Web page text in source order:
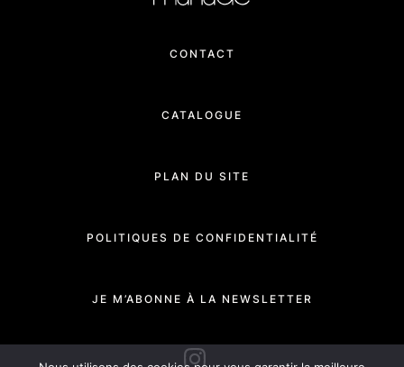
CONTACT
CATALOGUE
PLAN DU SITE
POLITIQUES DE CONFIDENTIALITÉ
JE M’ABONNE À LA NEWSLETTER